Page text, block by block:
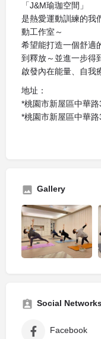
「J&M瑜珈空間」
是熱愛運動訓練的我
動工作室～
希望能打造一個舒適
到釋放～並進一步得
啟發內在能量、自我
地址：
*桃園市新屋區中華路
*桃園市新屋區中華路
Gallery
Social
Facebook